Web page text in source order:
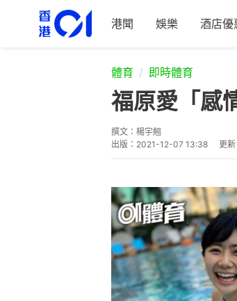
港聞 娛樂 酒店優
體育 即時體育
福原愛「感
撰文： 楊宇翹
出版： 2021-12-07 13:38 更新